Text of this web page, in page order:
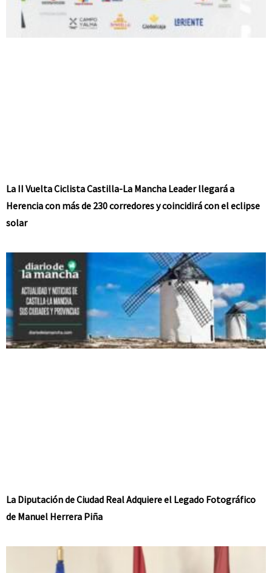
La II Vuelta Ciclista Castilla-La Mancha Leader llegará a
Herencia con más de 230 corredores y coincidirá con el eclipse
solar
La Diputación de Ciudad Real Adquiere el Legado Fotográfico
de Manuel Herrera Piña